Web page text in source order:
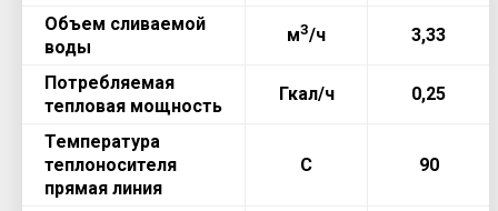
Объем сливаемой
воды
м3/ч 3,33
Потребляемая
тепловая мощность
Гкал/ч 0,25
Температура
теплоносителя
прямая линия
С 90